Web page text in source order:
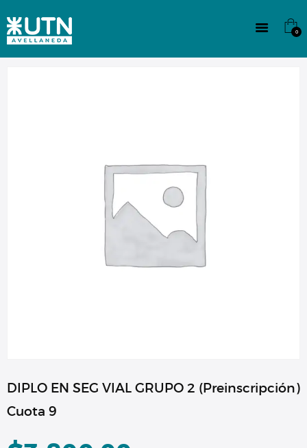
0
CULTURA
DIPLO EN SEG VIAL GRUPO 2 (Preinscripción)
Cuota 9